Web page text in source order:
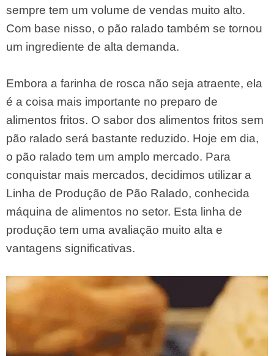
sempre tem um volume de vendas muito alto.
Com base nisso, o pão ralado também se tornou
um ingrediente de alta demanda.
Embora a farinha de rosca não seja atraente, ela
é a coisa mais importante no preparo de
alimentos fritos. O sabor dos alimentos fritos sem
pão ralado será bastante reduzido. Hoje em dia,
o pão ralado tem um amplo mercado. Para
conquistar mais mercados, decidimos utilizar a
Linha de Produção de Pão Ralado, conhecida
máquina de alimentos no setor. Esta linha de
produção tem uma avaliação muito alta e
vantagens significativas.